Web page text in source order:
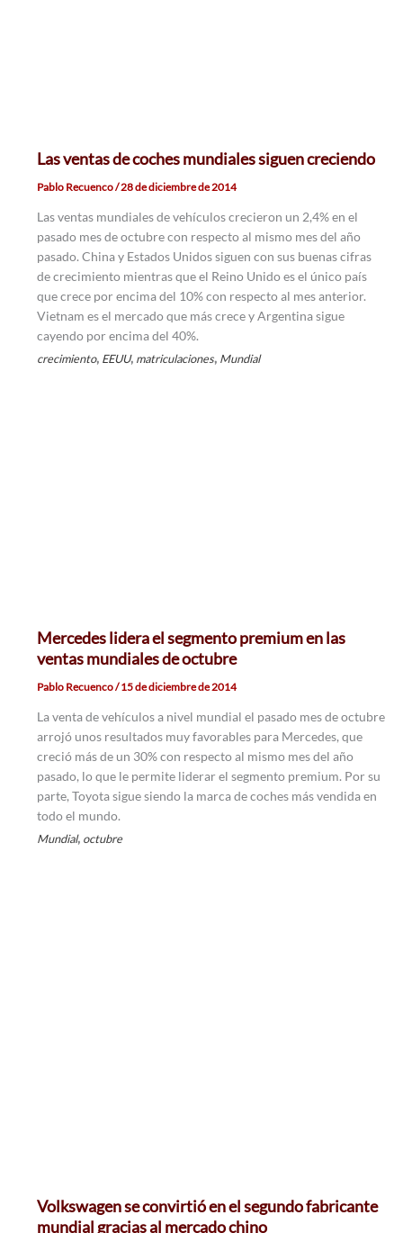
Las ventas de coches mundiales siguen creciendo
Pablo Recuenco/28 de diciembre de 2014
Las ventas mundiales de vehículos crecieron un 2,4% en el
pasado mes de octubre con respecto al mismo mes del año
pasado. China y Estados Unidos siguen con sus buenas cifras
de crecimiento mientras que el Reino Unido es el único país
que crece por encima del 10% con respecto al mes anterior.
Vietnam es el mercado que más crece y Argentina sigue
cayendo por encima del 40%.
crecimiento, EEUU, matriculaciones, Mundial
Mercedes lidera el segmento premium en las
ventas mundiales de octubre
Pablo Recuenco/15 de diciembre de 2014
La venta de vehículos a nivel mundial el pasado mes de octubre
arrojó unos resultados muy favorables para Mercedes, que
creció más de un 30% con respecto al mismo mes del año
pasado, lo que le permite liderar el segmento premium. Por su
parte, Toyota sigue siendo la marca de coches más vendida en
todo el mundo.
Mundial, octubre
Volkswagen se convirtió en el segundo fabricante
mundial gracias al mercado chino